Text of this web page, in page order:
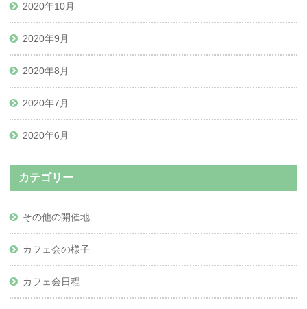
2020年10月
2020年9月
2020年8月
2020年7月
2020年6月
カテゴリー
その他の開催地
カフェ会の様子
カフェ会日程